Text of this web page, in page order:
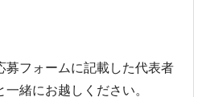
フォームに記載した代表者
緒にお越しください。